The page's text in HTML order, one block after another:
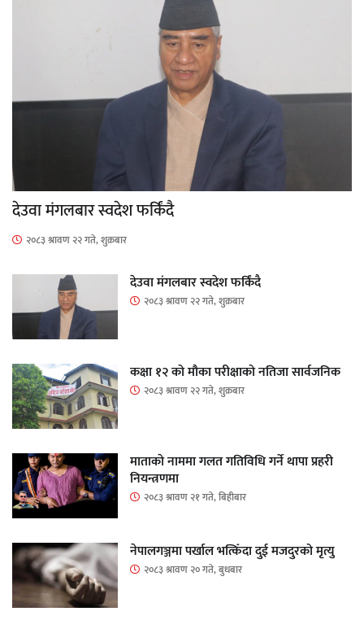
देउवा मंगलबार स्वदेश फर्किंदै
२०८३ श्रावण २२ गते, शुक्रबार
देउवा मंगलबार स्वदेश फर्किंदै
२०८३ श्रावण २२ गते, शुक्रबार
कक्षा १२ को मौका परीक्षाको नतिजा सार्वजनिक
२०८३ श्रावण २२ गते, शुक्रबार
माताकाे नाममा गलत गतिविधि गर्ने थापा प्रहरी
नियन्त्रणमा
२०८३ श्रावण २१ गते, बिहीबार
नेपालगञ्जमा पर्खाल भत्किँदा दुई मजदुरको मृत्यु
२०८३ श्रावण २० गते, बुधबार